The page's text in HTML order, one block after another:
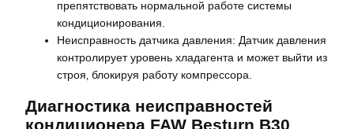
препятствовать нормальной работе системы
кондиционирования.
Неисправность датчика давления: Датчик давления
контролирует уровень хладагента и может выйти из
строя‚ блокируя работу компрессора.
Диагностика неисправностей
кондиционера FAW Besturn B30